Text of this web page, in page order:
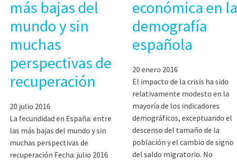
más bajas del
mundo y sin
muchas
perspectivas de
recuperación
20 julio 2016
La fecundidad en España: entre
las más bajas del mundo y sin
muchas perspectivas de
recuperación Fecha: julio 2016
económica en la
demografía
española
20 enero 2016
El impacto de la crisis ha sido
relativamente modesto en la
mayoría de los indicadores
demográficos, exceptuando el
descenso del tamaño de la
población y el cambio de signo
del saldo migratorio. No